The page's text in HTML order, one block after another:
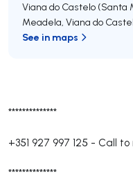
**************
+351 927 997 125 - Call to
**************
Viana do Castelo (Santa
Meadela, Viana do
See in maps